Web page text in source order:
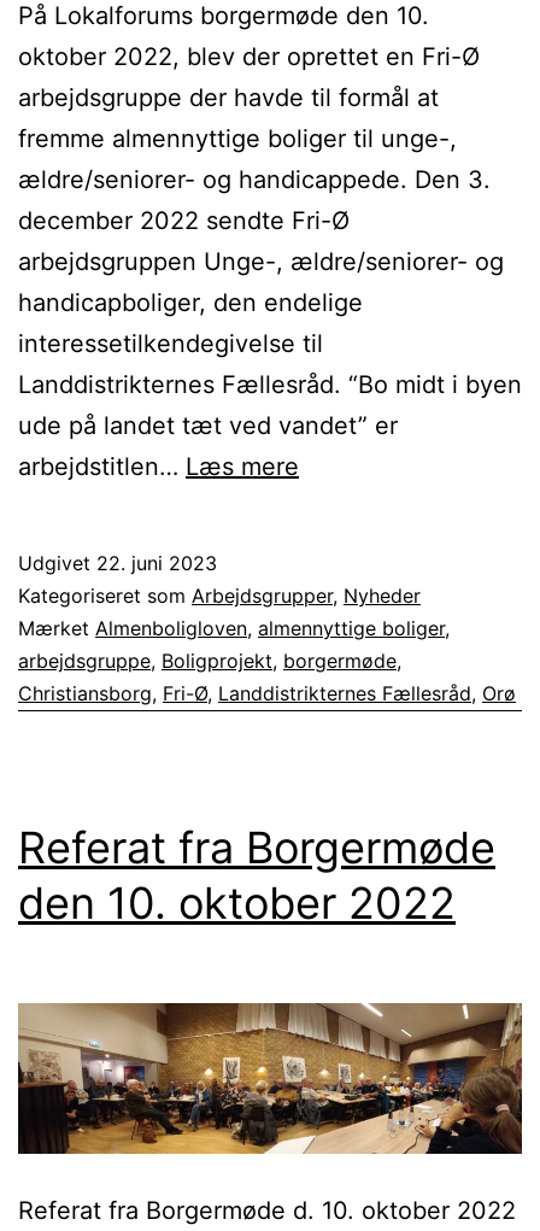
På Lokalforums borgermøde den 10.
oktober 2022, blev der oprettet en Fri-Ø
arbejdsgruppe der havde til formål at
fremme almennyttige boliger til unge-,
ældre/seniorer- og handicappede. Den 3.
december 2022 sendte Fri-Ø
arbejdsgruppen Unge-, ældre/seniorer- og
handicapboliger, den endelige
interessetilkendegivelse til
Landdistrikternes Fællesråd. “Bo midt i byen
ude på landet tæt ved vandet” er
arbejdstitlen… Læs mere
Fri-
Ø
status
i
Udgivet 22. juni 2023
Kategoriseret som Arbejdsgrupper, Nyheder
Mærket Almenboligloven, almennyttige boliger,
arbejdsgruppe, Boligprojekt, borgermøde,
Christiansborg, Fri-Ø, Landdistrikternes Fællesråd, Orø
Referat fra Borgermøde
den 10. oktober 2022
Referat fra Borgermøde d. 10. oktober 2022